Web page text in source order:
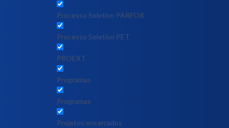
Processo Seletivo PARFOR
Processo Seletivo PET
PROEXT
Programas
Programas
Projetos encerrados